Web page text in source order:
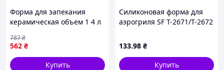
Форма для запекания
керамическая объем 1 4 л
белая Kamille FK-8289
562 ₴
787₴
Купить
Силиконовая форма для
аэрогриля SF T-2671/T-2672
Многоразовая вставка для
мультипечи и
аэрофритюрницы SF
133.98 ₴
Купить